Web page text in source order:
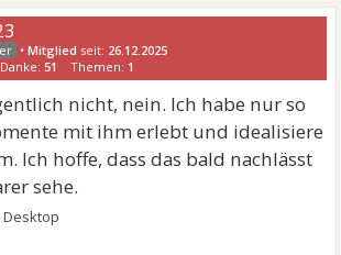
•Mitglied seit: 26.12.2025
Danke: 51 Themen: 1
nicht, nein. Ich habe nur so
mit ihm erlebt und idealisiere
Ich hoffe, dass das bald nachlässt
sehe.